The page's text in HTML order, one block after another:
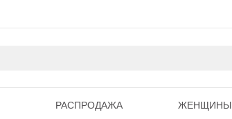
РАСПРОДАЖА ЖЕНЩИНЫ